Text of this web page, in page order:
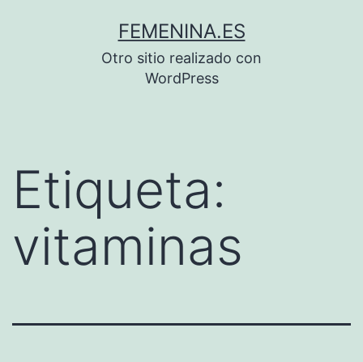
FEMENINA.ES
Otro sitio realizado con
WordPress
Etiqueta:
vitaminas